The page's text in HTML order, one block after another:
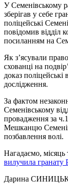
У Семенівському
зберігав у себе
поліцейські
повідомив відділ
посиланням на
Як з’ясували
схованці на
доказ
дослідження.
За фактом
Семенівському
провадження за
Мешканцю
позбавлення волі.
Нагадаємо,
вилучила гранату
Дарина